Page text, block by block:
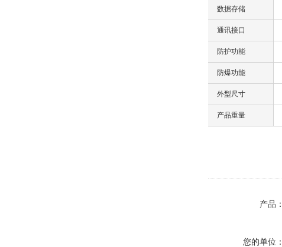
数据存储
通讯接口
防护功能
防爆功能
外型尺寸
产品重量
产品：
您的单位：